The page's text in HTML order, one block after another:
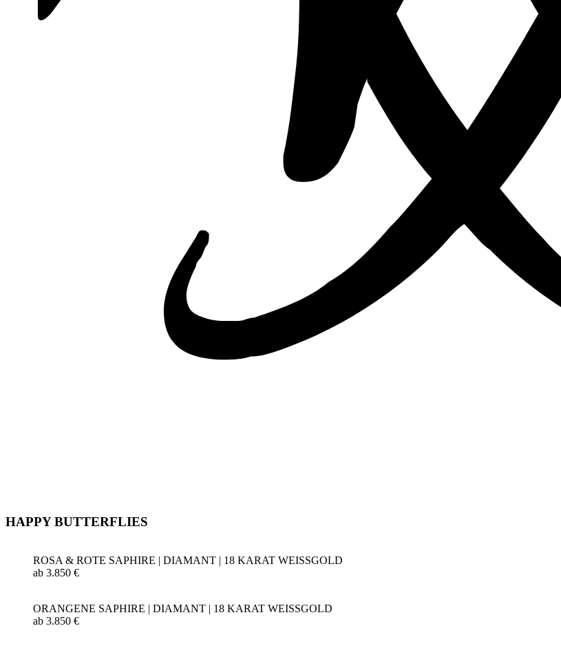
HAPPY BUTTERFLIES
ROSA & ROTE SAPHIRE | DIAMANT | 18 KARAT WEISSGOLD
ab 3.850 €
ORANGENE SAPHIRE | DIAMANT | 18 KARAT WEISSGOLD
ab 3.850 €